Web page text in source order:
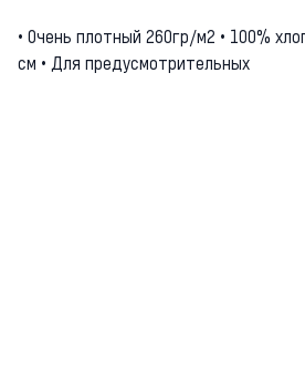
• Очень плотный 260гр/м2 • 100%
см • Для предусмотрительных